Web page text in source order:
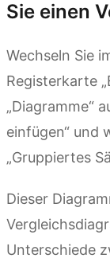
Sie einen
Wechseln Sie
Registerkarte
„Diagramme“
einfügen“ und
„Gruppiertes
Dieser
Unterschiede